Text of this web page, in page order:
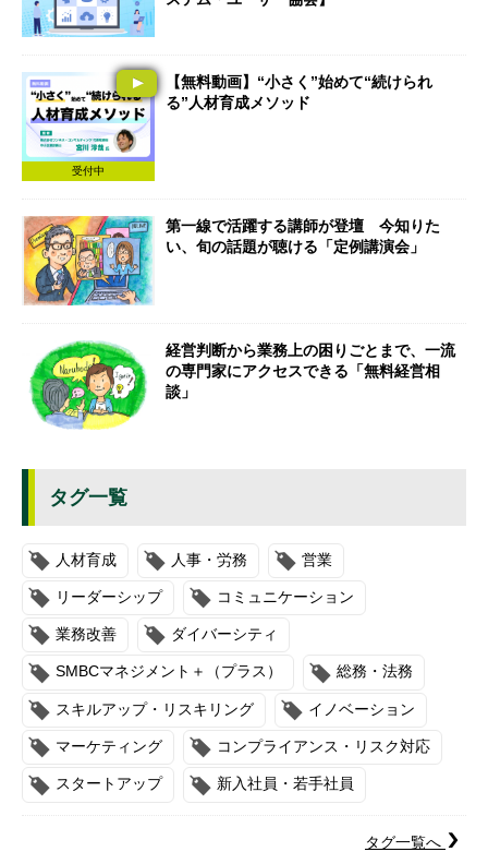
受付中
【無料動画】“小さく”始めて“続けられ
る”人材育成メソッド
第一線で活躍する講師が登壇 今知りた
い、旬の話題が聴ける「定例講演会」
経営判断から業務上の困りごとまで、一流
の専門家にアクセスできる「無料経営相
談」
タグ一覧
人材育成 人事・労務 営業
リーダーシップ コミュニケーション
業務改善 ダイバーシティ
SMBCマネジメント＋（プラス） 総務・法務
スキルアップ・リスキリング イノベーション
マーケティング コンプライアンス・リスク対応
スタートアップ 新入社員・若手社員
タグ一覧へ